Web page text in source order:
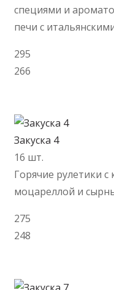
специями и
печи с
295
266
Закуска 4
16 шт.
Горячие рулетики
моцареллой и
275
248